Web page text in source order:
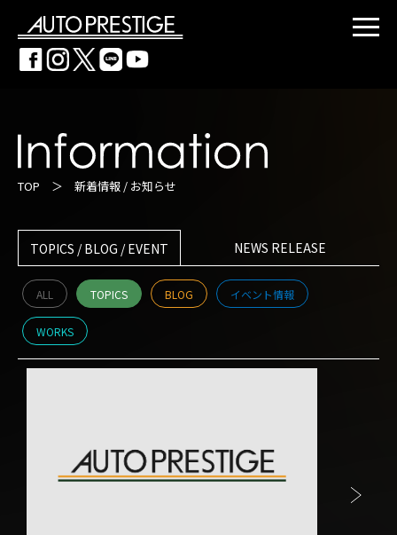
TOP ＞ 新着情報 / お知らせ
TOPICS / BLOG / EVENT NEWS RELEASE
ALL TOPICS BLOG イベント情報
WORKS